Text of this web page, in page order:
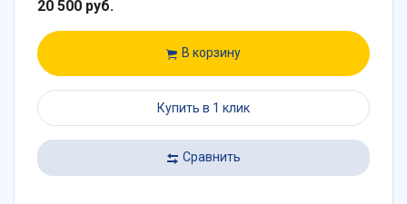
20 500 руб.
В корзину
Купить в 1 клик
Сравнить